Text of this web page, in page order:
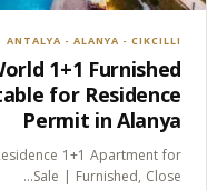
ANTALYA - ALANYA - CIKCILLI
1+1 Furnished
for Residence
Permit in Alanya
1+1 Apartment for
Sale | Furnished, Close…